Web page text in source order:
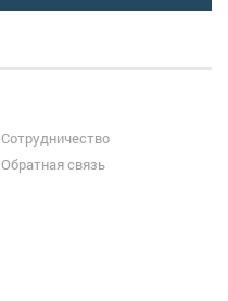
Сотрудничество
Обратная связь